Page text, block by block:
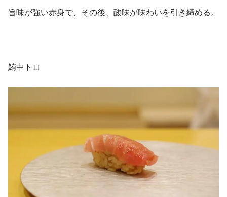
旨味が強い赤身で、その後、酸味が味わいを引き締める。
鮪中トロ